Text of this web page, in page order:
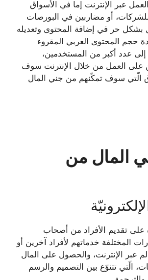
عبر الإنترنت إما في الأسواق
للشركات، أو مضاربين في البورصات
بشكل حر في إضافة المحتوى وتعديله
حجم المحتوى العربي المقروء
عدد أكبر من المستخدمين،
على العمل من خلال الإنترنت سوف
الّتي سوف تمكّنهم من جني المال
المال من
على تقديم الأفراد من أصحاب
المختلفة خدماتهم لأفراد آخرين أو
عبر الإنترنت، والحصول على المال
الّتي تتنوّع بين التصميم والرسم